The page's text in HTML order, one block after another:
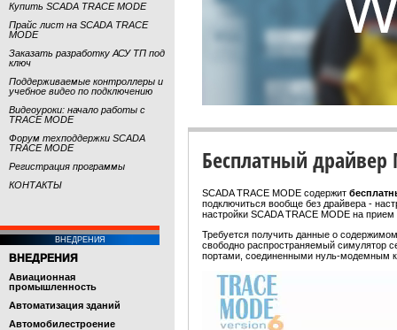
Купить SCADA TRACE MODE
Прайс лист на SCADA TRACE
MODE
Заказать разработку АСУ ТП под
ключ
Поддерживаемые контроллеры и
учебное видео по подключению
Видеоуроки: начало работы с
TRACE MODE
Форум техподдержки SCADA
TRACE MODE
Регистрация программы
КОНТАКТЫ
ВНЕДРЕНИЯ
ВНЕДРЕНИЯ
Авиационная
промышленность
Автоматизация зданий
Автомобилестроение
Бесплатный драйвер
SCADA TRACE MODE содержит
подключиться вообще без драйвера -
настройки SCADA TRACE MODE на
Требуется получить данные о
свободно распространяемый симулятор
портами, соединенными нуль-модемным